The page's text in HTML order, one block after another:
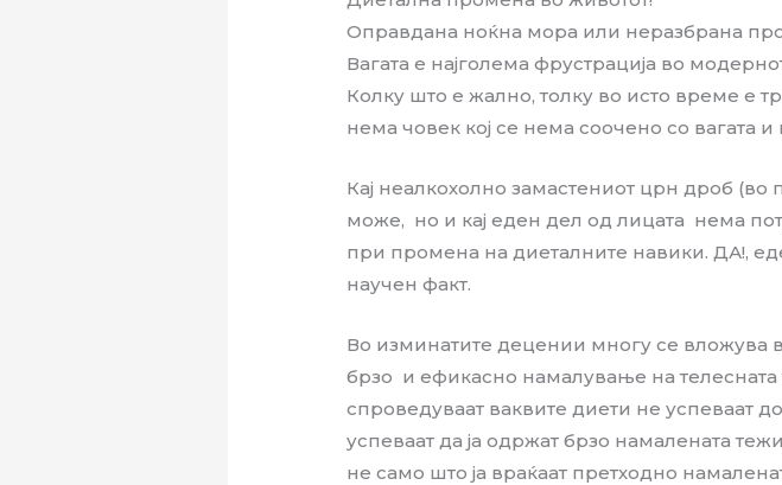
Оправдана ноќна мора или неразбрана
Вагата е најголема фрустрација во
Колку што е жално, толку во исто време е
нема човек кој се нема соочено со вагата
Кај неалкохолно замастениот црн дроб (во
може, но и кај еден дел од лицата нема
при промена на диеталните навики. ДА!,
научен факт.
Во изминатите децении многу се вложува
брзо и ефикасно намалување на
спроведуваат ваквите диети не успеваат
успеваат да ја одржат брзо намалената
не само што ја враќаат претходно